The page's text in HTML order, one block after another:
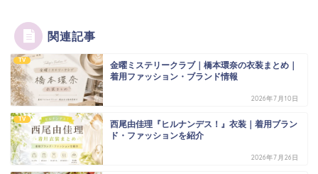
関連記事
TV
金曜ミステリークラブ｜橋本環奈の衣装まとめ｜
着用ファッション・ブランド情報
2026年7月10日
TV
西尾由佳理『ヒルナンデス！』衣装｜着用ブラン
ド・ファッションを紹介
2026年7月26日